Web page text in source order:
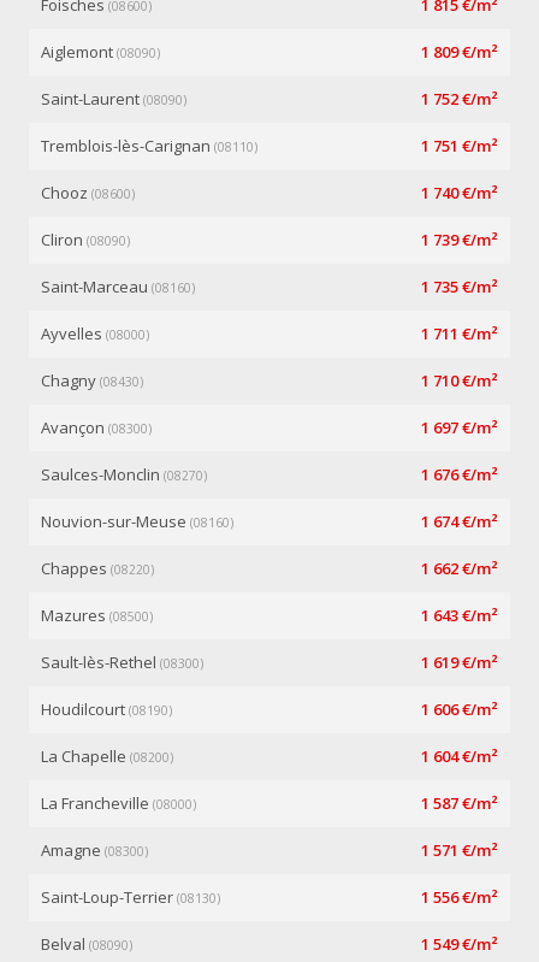
Foisches (08600) 1 815 €/m²
Aiglemont (08090) 1 809 €/m²
Saint-Laurent (08090) 1 752 €/m²
Tremblois-lès-Carignan (08110) 1 751 €/m²
Chooz (08600) 1 740 €/m²
Cliron (08090) 1 739 €/m²
Saint-Marceau (08160) 1 735 €/m²
Ayvelles (08000) 1 711 €/m²
Chagny (08430) 1 710 €/m²
Avançon (08300) 1 697 €/m²
Saulces-Monclin (08270) 1 676 €/m²
Nouvion-sur-Meuse (08160) 1 674 €/m²
Chappes (08220) 1 662 €/m²
Mazures (08500) 1 643 €/m²
Sault-lès-Rethel (08300) 1 619 €/m²
Houdilcourt (08190) 1 606 €/m²
La Chapelle (08200) 1 604 €/m²
La Francheville (08000) 1 587 €/m²
Amagne (08300) 1 571 €/m²
Saint-Loup-Terrier (08130) 1 556 €/m²
Belval (08090) 1 549 €/m²